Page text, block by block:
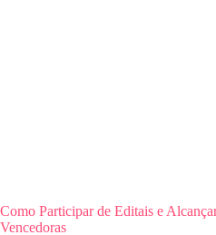
Como Participar de Editais e
Vencedoras